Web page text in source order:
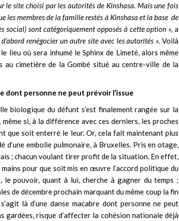
le site choisi par les autorités de Kinshasa. Mais une fois
les membres de la famille restés à Kinshasa et la base de
social) sont catégoriquement opposés à cette option », a
renégocier un autre site avec les autorités ». Voilà
lieu où sera inhumé le Sphinx de Limeté, alors même
au cimetière de la Gombé situé au centre-ville de la
dont personne ne peut prévoir l’issue
biologique du défunt s’est finalement rangée sur la
si, à la différence avec ces derniers, les proches
que soit enterré le leur. Or, cela fait maintenant plus
d’une embolie pulmonaire, à Bruxelles. Pris en otage,
; chacun voulant tirer profit de la situation. En effet,
pour que soit mis en œuvre l’accord politique du
le pouvoir, quant à lui, cherche à gagner du temps ;
de décembre prochain marquant du même coup la fin
là d’une danse macabre dont personne ne peut
gardées, risque d’affecter la cohésion nationale déjà